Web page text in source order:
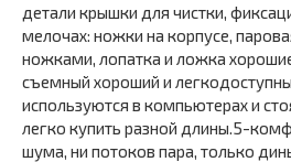
детали крышки для чистки,
мелочах: ножки на корпусе,
ножками, лопатка и ложка
съемный хороший и
используются в компьютерах и
легко купить разной длины.5-
шума, ни потоков пара, только